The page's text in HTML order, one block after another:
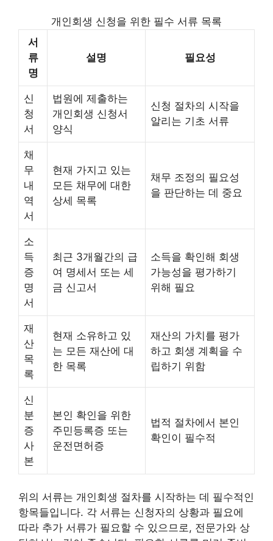
개인회생 신청을 위한 필수 서류 목록
서
류
명
설명 필요성
신
청
서
법원에 제출하는
개인회생 신청서
양식
신청 절차의 시작을
알리는 기초 서류
채
무
내
역
서
현재 가지고 있는
모든 채무에 대한
상세 목록
채무 조정의 필요성
을 판단하는 데 중요
소
득
증
명
서
최근 3개월간의 급
여 명세서 또는 세
금 신고서
소득을 확인해 회생
가능성을 평가하기
위해 필요
재
산
목
록
현재 소유하고 있
는 모든 재산에 대
한 목록
재산의 가치를 평가
하고 회생 계획을 수
립하기 위함
신
분
증
사
본
본인 확인을 위한
주민등록증 또는
운전면허증
법적 절차에서 본인
확인이 필수적
위의 서류는 개인회생 절차를 시작하는 데 필수적인
항목들입니다. 각 서류는 신청자의 상황과 필요에
따라 추가 서류가 필요할 수 있으므로, 전문가와 상